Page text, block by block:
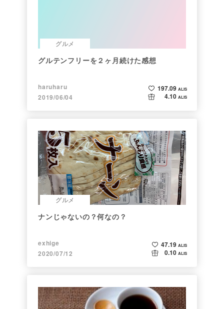
グルメ
グルテンフリーを２ヶ月続けた感想
haruharu
2019/06/04
197.09 ALIS
4.10 ALIS
グルメ
ナンじゃないの？何なの？
exhige
2020/07/12
47.19 ALIS
0.10 ALIS